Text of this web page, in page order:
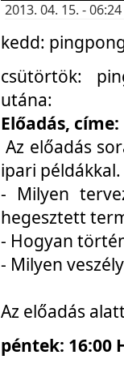
2013. 04. 15. -
kedd:
csütörtök:
utána:
Előadás,
Az előadás
ipari
- Milyen
hegesztett
- Hogyan
- Milyen
Az előadás
péntek: 16:00